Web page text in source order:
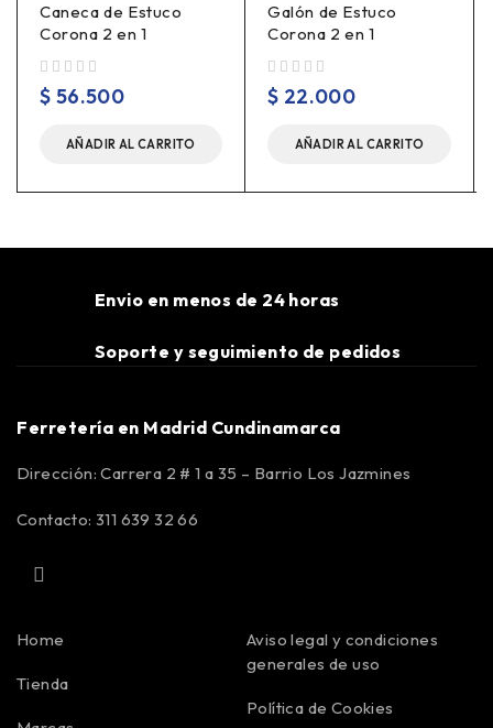
Caneca de Estuco
Corona 2 en 1
$ 56.500
AÑADIR AL CARRITO
Galón de Estuco
Corona 2 en 1
$ 22.000
AÑADIR AL CARRITO
Envio en menos de 24 horas
Soporte y seguimiento de pedidos
Ferretería en Madrid Cundinamarca
Dirección: Carrera 2 # 1 a 35 – Barrio Los Jazmines
Contacto: 311 639 32 66
Home
Tienda
Aviso legal y condiciones
generales de uso
Política de Cookies